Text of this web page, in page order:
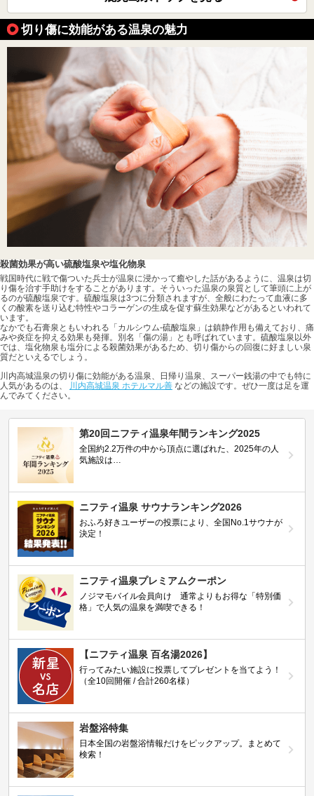
切り傷に効能がある温泉の魅力
殺菌効果が高い硫酸塩泉や塩化物泉
戦国時代に戦で傷ついた兵士が温泉に浸かって癒やした話があるように、温泉は切
り傷を治す手助けをすることがあります。そういった温泉の泉質として筆頭に上が
るのが硫酸塩泉です。硫酸塩泉は3つに分類されますが、全般にわたって血液に多
くの酸素を送り込む特性やコラーゲンの生成を促す蘇生効果などがあるといわれて
います。
なかでも石膏泉ともいわれる「カルシウム-硫酸塩泉」は鎮静作用も備えており、痛
みや炎症を抑える効果も発揮。別名「傷の湯」とも呼ばれています。硫酸塩泉以外
では、塩化物泉も塩分による殺菌効果があるため、切り傷からの回復に好ましい泉
質だといえるでしょう。
川内高城温泉の切り傷に効能がある温泉、日帰り温泉、スーパー銭湯の中でも特に
人気があるのは、
川内高城温泉 ホテルマル善 などの施設です。ぜひ一度は足を運
んでみてください。
第20回ニフティ温泉年間ランキング2025
全国約2.2万件の中から頂点に選ばれた、2025年の人
気施設は…
ニフティ温泉 サウナランキング2026
おふろ好きユーザーの投票により、全国No.1サウナが
決定！
ニフティ温泉プレミアムクーポン
ノジマモバイル会員向け 通常よりもお得な「特別価
格」で人気の温泉を満喫できる！
【ニフティ温泉 百名湯2026】
行ってみたい施設に投票してプレゼントを当てよう！
（全10回開催 / 合計260名様）
岩盤浴特集
日本全国の岩盤浴情報だけをピックアップ。まとめて
検索！